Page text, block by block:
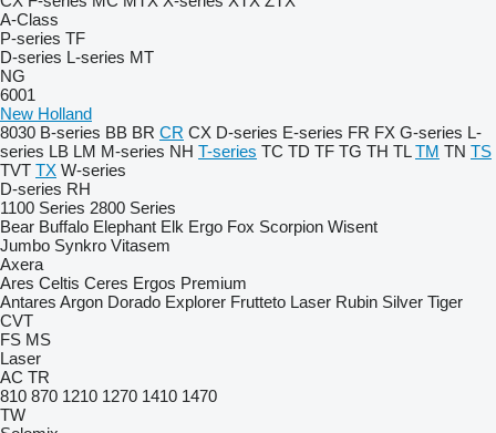
A-Class
P-series TF
D-series L-series MT
NG
6001
New Holland
8030 B-series BB BR CR CX D-series E-series FR FX G-series L-
series LB LM M-series NH T-series TC TD TF TG TH TL TM TN TS
TVT TX W-series
D-series RH
1100 Series 2800 Series
Bear Buffalo Elephant Elk Ergo Fox Scorpion Wisent
Jumbo Synkro Vitasem
Axera
Ares Celtis Ceres Ergos Premium
Antares Argon Dorado Explorer Frutteto Laser Rubin Silver Tiger
CVT
FS MS
Laser
AC TR
810 870 1210 1270 1410 1470
TW